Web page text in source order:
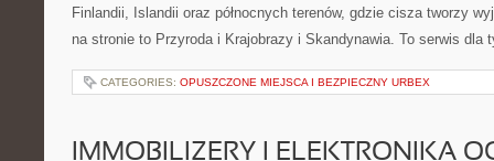
Finlandii, Islandii oraz północnych terenów, gdzie cisza tworzy
na stronie to Przyroda i Krajobrazy i Skandynawia. To serwis
CATEGORIES: OPUSZCZONE MIEJSCA I BEZPIECZNY URBEX
IMMOBILIZERY I ELEKTRONIKA